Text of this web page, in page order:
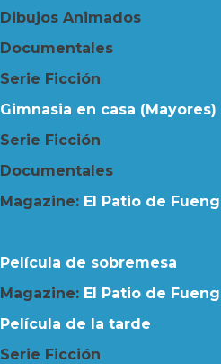
Dibujos Animados
Documentales
Serie Ficción
Gimnasia en casa (Mayores)
Serie Ficción
Documentales
Magazine: El Patio de
Película de sobremesa
Magazine: El Patio de
Película de la tarde
Serie Ficción